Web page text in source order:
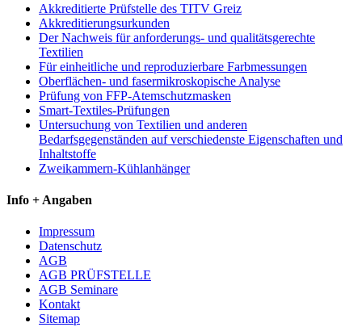
Akkreditierte Prüfstelle des TITV Greiz
Akkreditierungsurkunden
Der Nachweis für anforderungs- und qualitätsgerechte
Textilien
Für einheitliche und reproduzierbare Farbmessungen
Oberflächen- und fasermikroskopische Analyse
Prüfung von FFP-Atemschutzmasken
Smart-Textiles-Prüfungen
Untersuchung von Textilien und anderen
Bedarfsgegenständen auf verschiedenste Eigenschaften und
Inhaltstoffe
Zweikammern-Kühlanhänger
Info + Angaben
Impressum
Datenschutz
AGB
AGB PRÜFSTELLE
AGB Seminare
Kontakt
Sitemap